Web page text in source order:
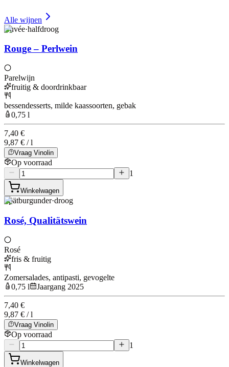
Alle wijnen
Cuvée·halfdroog
Rouge – Perlwein
Parelwijn
fruitig & doordrinkbaar
bessendesserts, milde kaassoorten, gebak
0,75 l
7,40 €
9,87 € / l
Vraag Vinolin
Op voorraad
1
Winkelwagen
Spätburgunder·droog
Rosé, Qualitätswein
Rosé
fris & fruitig
Zomersalades, antipasti, gevogelte
0,75 l
Jaargang 2025
7,40 €
9,87 € / l
Vraag Vinolin
Op voorraad
1
Winkelwagen